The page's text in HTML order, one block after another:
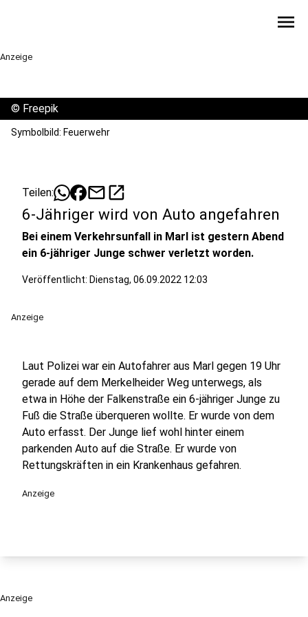
menu
Anzeige
© Freepik
Symbolbild: Feuerwehr
Teilen: mailopen_in_new
6-Jähriger wird von Auto angefahren
Bei einem Verkehrsunfall in Marl ist gestern Abend
ein 6-jähriger Junge schwer verletzt worden.
Veröffentlicht: Dienstag, 06.09.2022 12:03
Anzeige
Laut Polizei war ein Autofahrer aus Marl gegen 19 Uhr
gerade auf dem Merkelheider Weg unterwegs, als
etwa in Höhe der Falkenstraße ein 6-jähriger Junge zu
Fuß die Straße überqueren wollte. Er wurde von dem
Auto erfasst. Der Junge lief wohl hinter einem
parkenden Auto auf die Straße. Er wurde von
Rettungskräften in ein Krankenhaus gefahren.
Anzeige
Anzeige